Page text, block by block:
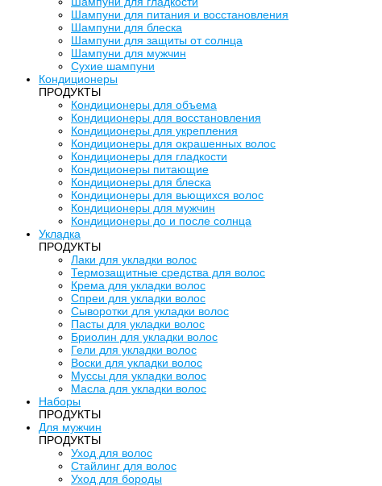
Шампуни для питания и восстановления
Шампуни для блеска
Шампуни для защиты от солнца
Шампуни для мужчин
Сухие шампуни
Кондиционеры
ПРОДУКТЫ
Кондиционеры для объема
Кондиционеры для восстановления
Кондиционеры для укрепления
Кондиционеры для окрашенных волос
Кондиционеры для гладкости
Кондиционеры питающие
Кондиционеры для блеска
Кондиционеры для вьющихся волос
Кондиционеры для мужчин
Кондиционеры до и после солнца
Укладка
ПРОДУКТЫ
Лаки для укладки волос
Термозащитные средства для волос
Крема для укладки волос
Спреи для укладки волос
Сыворотки для укладки волос
Пасты для укладки волос
Бриолин для укладки волос
Гели для укладки волос
Воски для укладки волос
Муссы для укладки волос
Масла для укладки волос
Наборы
ПРОДУКТЫ
Для мужчин
ПРОДУКТЫ
Уход для волос
Стайлинг для волос
Уход для бороды